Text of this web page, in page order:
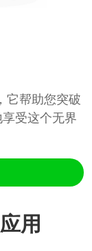
它帮助您突破
受这个无界
用